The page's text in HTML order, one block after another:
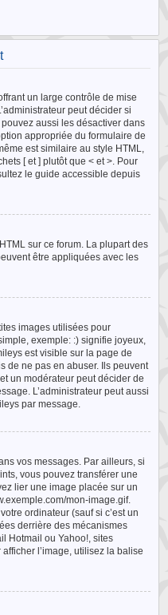
un large contrôle de mise
peut décider si
aussi les désactiver dans
appropriée du formulaire de
est similaire au style HTML,
[ et ] plutôt que < et >. Pour
le guide accessible depuis
sur ce forum. La plupart des
être appliquées avec les
images utilisées pour
exemple: :) signifie joyeux,
est visible sur la page de
de ne pas en abuser. Ils peuvent
un modérateur peut décider de
L’administrateur peut aussi
par message.
vos messages. Par ailleurs, si
vous pouvez transférer une
lier une image placée sur un
mon-image.gif.
ordinateur (sauf si c’est un
derrière des mécanismes
Hotmail ou Yahoo!, sites
l’image, utilisez la balise